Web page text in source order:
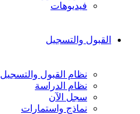
فيديوهات
القبول والتسجيل
نظام القبول والتسجيل
نظام الدراسة
سجل الآن
نماذج واستمارات